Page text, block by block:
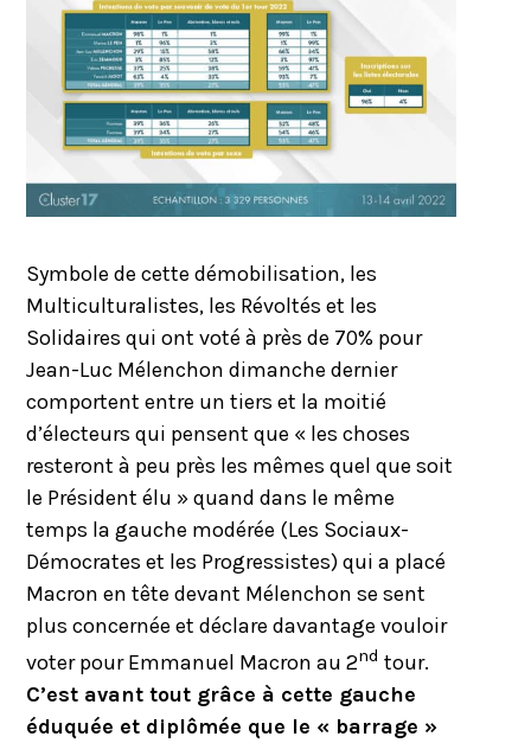
Symbole de cette démobilisation, les
Multiculturalistes, les Révoltés et les
Solidaires qui ont voté à près de 70% pour
Jean-Luc Mélenchon dimanche dernier
comportent entre un tiers et la moitié
d’électeurs qui pensent que « les choses
resteront à peu près les mêmes quel que soit
le Président élu » quand dans le même
temps la gauche modérée (Les Sociaux-
Démocrates et les Progressistes) qui a placé
Macron en tête devant Mélenchon se sent
plus concernée et déclare davantage vouloir
voter pour Emmanuel Macron au 2nd tour.
C’est avant tout grâce à cette gauche
éduquée et diplômée que le « barrage »